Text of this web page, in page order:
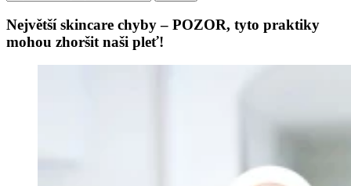
Největší skincare chyby – POZOR, tyto praktiky
mohou zhoršit naši pleť!